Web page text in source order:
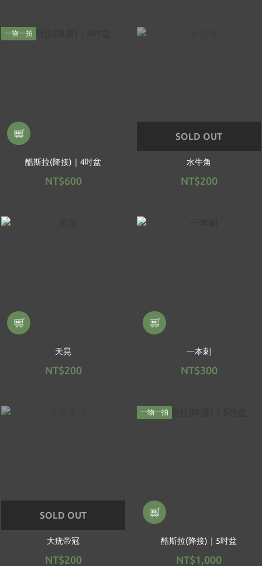
一物一拍
酷斯拉(降接)｜4吋盆
NT$600
SOLD OUT
水牛角
NT$200
天晃
NT$200
一本刺
NT$300
SOLD OUT
大疣帝冠
NT$200
一物一拍
酷斯拉(降接)｜5吋盆
NT$1,000